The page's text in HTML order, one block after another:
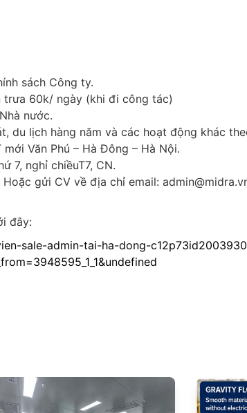
sách Công ty.
trưa 60k/ ngày (khi đi công tác)
nước.
du lịch hàng năm và các hoạt động khác
Văn Phú – Hà Đông – Hà Nội.
7, nghỉ chiềuT7, CN.
gửi CV về địa chỉ email:
đây:
sale-admin-tai-ha-dong-